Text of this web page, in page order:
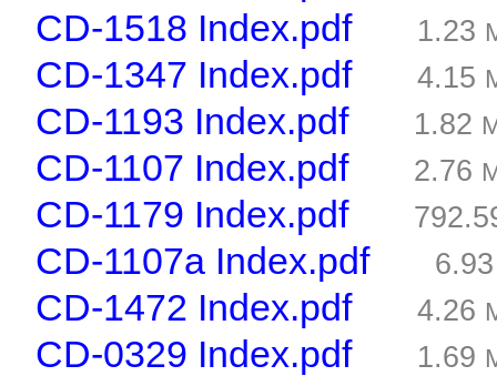
CD-1518 Index.pdf 1.23
CD-1347 Index.pdf 4.15
CD-1193 Index.pdf 1.82
CD-1107 Index.pdf 2.76
CD-1179 Index.pdf
CD-1107a Index.pdf
CD-1472 Index.pdf 4.26
CD-0329 Index.pdf 1.69